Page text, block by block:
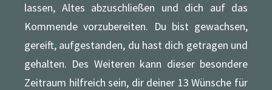
lassen, Altes abzuschließen und dich auf das
Kommende vorzubereiten. Du bist gewachsen,
gereift, aufgestanden, du hast dich getragen und
gehalten. Des Weiteren kann dieser besondere
Zeitraum hilfreich sein, dir deiner 13 Wünsche für